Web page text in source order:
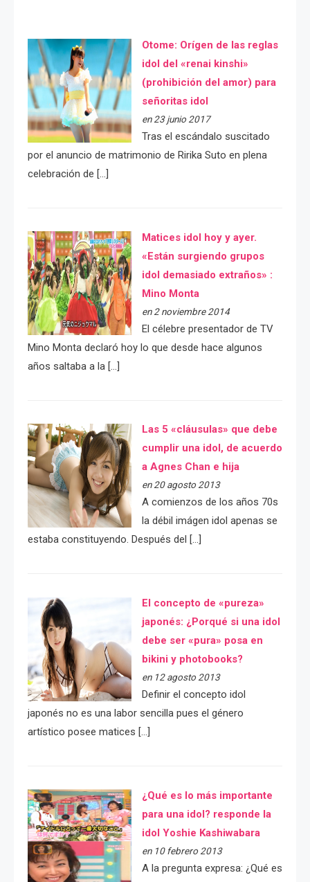
Otome: Orígen de las reglas
idol del «renai kinshi»
(prohibición del amor) para
señoritas idol
en 23 junio 2017
Tras el escándalo suscitado
por el anuncio de matrimonio de Ririka Suto en plena
celebración de […]
Matices idol hoy y ayer.
«Están surgiendo grupos
idol demasiado extraños» :
Mino Monta
en 2 noviembre 2014
El célebre presentador de TV
Mino Monta declaró hoy lo que desde hace algunos
años saltaba a la […]
Las 5 «cláusulas» que debe
cumplir una idol, de acuerdo
a Agnes Chan e hija
en 20 agosto 2013
A comienzos de los años 70s
la débil imágen idol apenas se
estaba constituyendo. Después del […]
El concepto de «pureza»
japonés: ¿Porqué si una idol
debe ser «pura» posa en
bikini y photobooks?
en 12 agosto 2013
Definir el concepto idol
japonés no es una labor sencilla pues el género
artístico posee matices […]
¿Qué es lo más importante
para una idol? responde la
idol Yoshie Kashiwabara
en 10 febrero 2013
A la pregunta expresa: ¿Qué es